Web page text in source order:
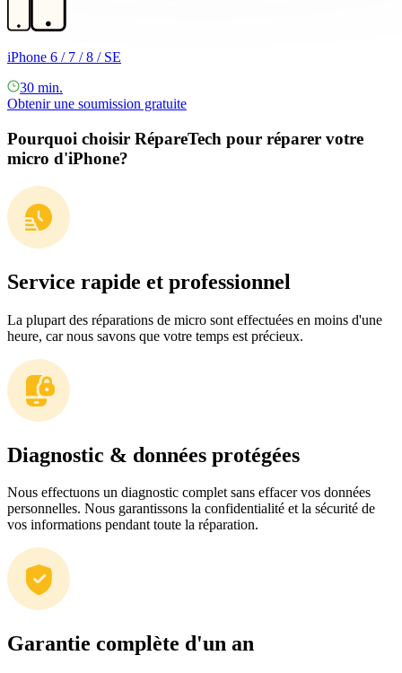
iPhone 6 / 7 / 8 / SE
30 min.
Obtenir une soumission gratuite
Pourquoi choisir RépareTech pour réparer votre
micro d'iPhone?
Service rapide et professionnel
La plupart des réparations de micro sont effectuées en moins d'une
heure, car nous savons que votre temps est précieux.
Diagnostic & données protégées
Nous effectuons un diagnostic complet sans effacer vos données
personnelles. Nous garantissons la confidentialité et la sécurité de
vos informations pendant toute la réparation.
Garantie complète d'un an